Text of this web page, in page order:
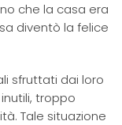
che la casa era
diventò la felice
sfruttati dai loro
troppo
Tale situazione